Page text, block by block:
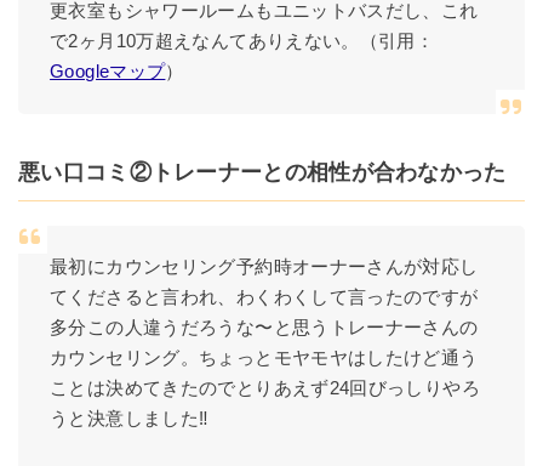
更衣室もシャワールームもユニットバスだし、これ
で2ヶ月10万超えなんてありえない。（引用：
Googleマップ）
悪い口コミ②トレーナーとの相性が合わなかった
最初にカウンセリング予約時オーナーさんが対応し
てくださると言われ、わくわくして言ったのですが
多分この人違うだろうな〜と思うトレーナーさんの
カウンセリング。ちょっとモヤモヤはしたけど通う
ことは決めてきたのでとりあえず24回びっしりやろ
うと決意しました‼︎